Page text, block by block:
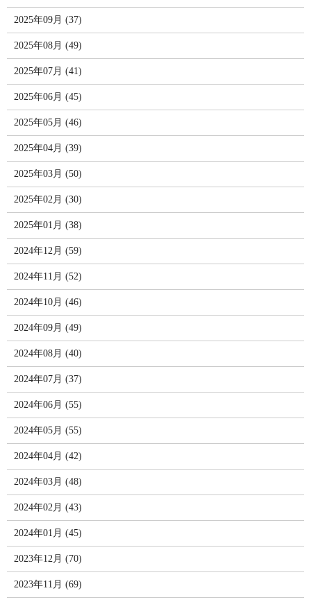
2025年09月 (37)
2025年08月 (49)
2025年07月 (41)
2025年06月 (45)
2025年05月 (46)
2025年04月 (39)
2025年03月 (50)
2025年02月 (30)
2025年01月 (38)
2024年12月 (59)
2024年11月 (52)
2024年10月 (46)
2024年09月 (49)
2024年08月 (40)
2024年07月 (37)
2024年06月 (55)
2024年05月 (55)
2024年04月 (42)
2024年03月 (48)
2024年02月 (43)
2024年01月 (45)
2023年12月 (70)
2023年11月 (69)